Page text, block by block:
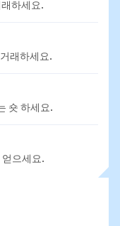
하세요.
래하세요.
숏 하세요.
으세요.